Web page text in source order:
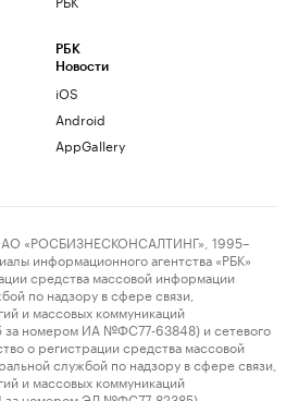
РБК
Новости
iOS
Android
AppGallery
«РОСБИЗНЕСКОНСАЛТИНГ», 1995–
информационного агентства «РБК»
средства массовой информации
по надзору в сфере связи,
и массовых коммуникаций
за номером ИА №ФС77-63848) и сетевого
о регистрации средства массовой
службой по надзору в сфере связи,
и массовых коммуникаций